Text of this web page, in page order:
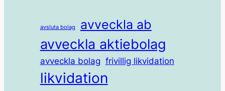
avsluta bolag avveckla ab
avveckla aktiebolag
avveckla bolag frivillig likvidation
likvidation